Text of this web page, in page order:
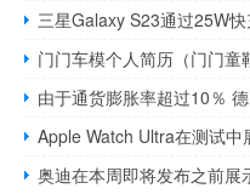
三星Galaxy S23通过25W
门门车模个人简历（门门童
由于通货膨胀率超过10％
Apple Watch Ultra在测试中
奥迪在本周即将发布之前展